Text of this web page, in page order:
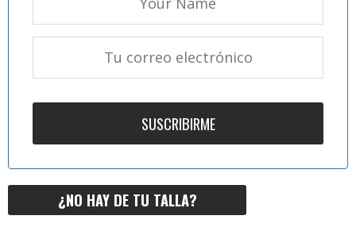
¿NO HAY DE TU TALLA?